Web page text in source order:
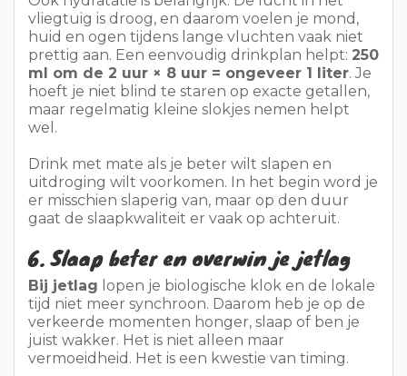
Drink met mate als je beter wilt slapen en
uitdroging wilt voorkomen. In het begin word je
er misschien slaperig van, maar op den duur
gaat de slaapkwaliteit er vaak op achteruit.
6. Slaap beter en overwin je jetlag
Bij jetlag
verkeerde momenten honger, slaap of ben je
juist wakker. Het is niet alleen maar
vermoeidheid. Het is een kwestie van timing.
vluchtenis om al vroeg in de tijdzone van je
bestemming te gaan denken. Het CDC
adviseert om je slaappatroon vóór de reis aan te
passen: ga eerder naar bed als je naar het
oosten reist, en later als je naar het westen reist.
Zelfs een kleine aanpassing helpt al.